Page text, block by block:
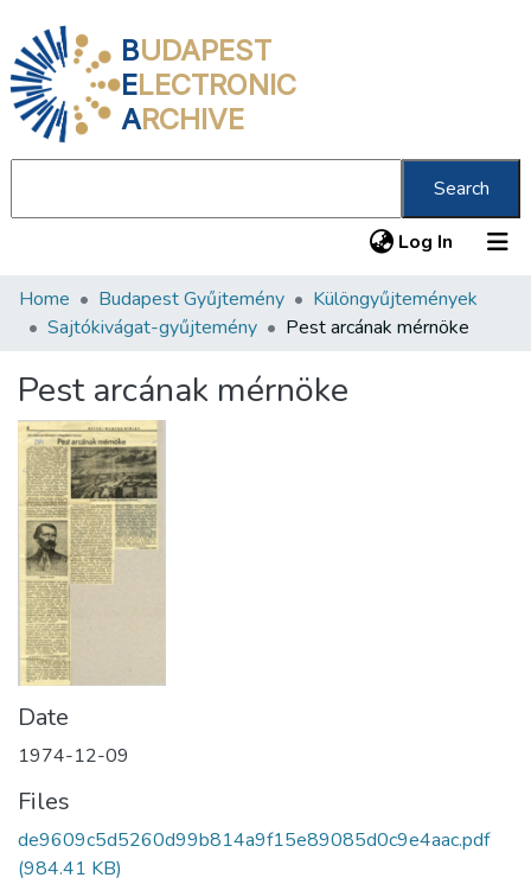
BUDAPEST
ELECTRONIC
ARCHIVE
Search
Log In (current)
Communities & Collections
Statistics
About us
Home Budapest Gyűjtemény
Különgyűjtemények
Sajtókivágat-gyűjtemény
Pest arcának mérnöke
Pest arcának mérnöke
Date
1974-12-09
Files
de9609c5d5260d99b814a9f15e89085d0c9e4aac.pdf
(984.41 KB)